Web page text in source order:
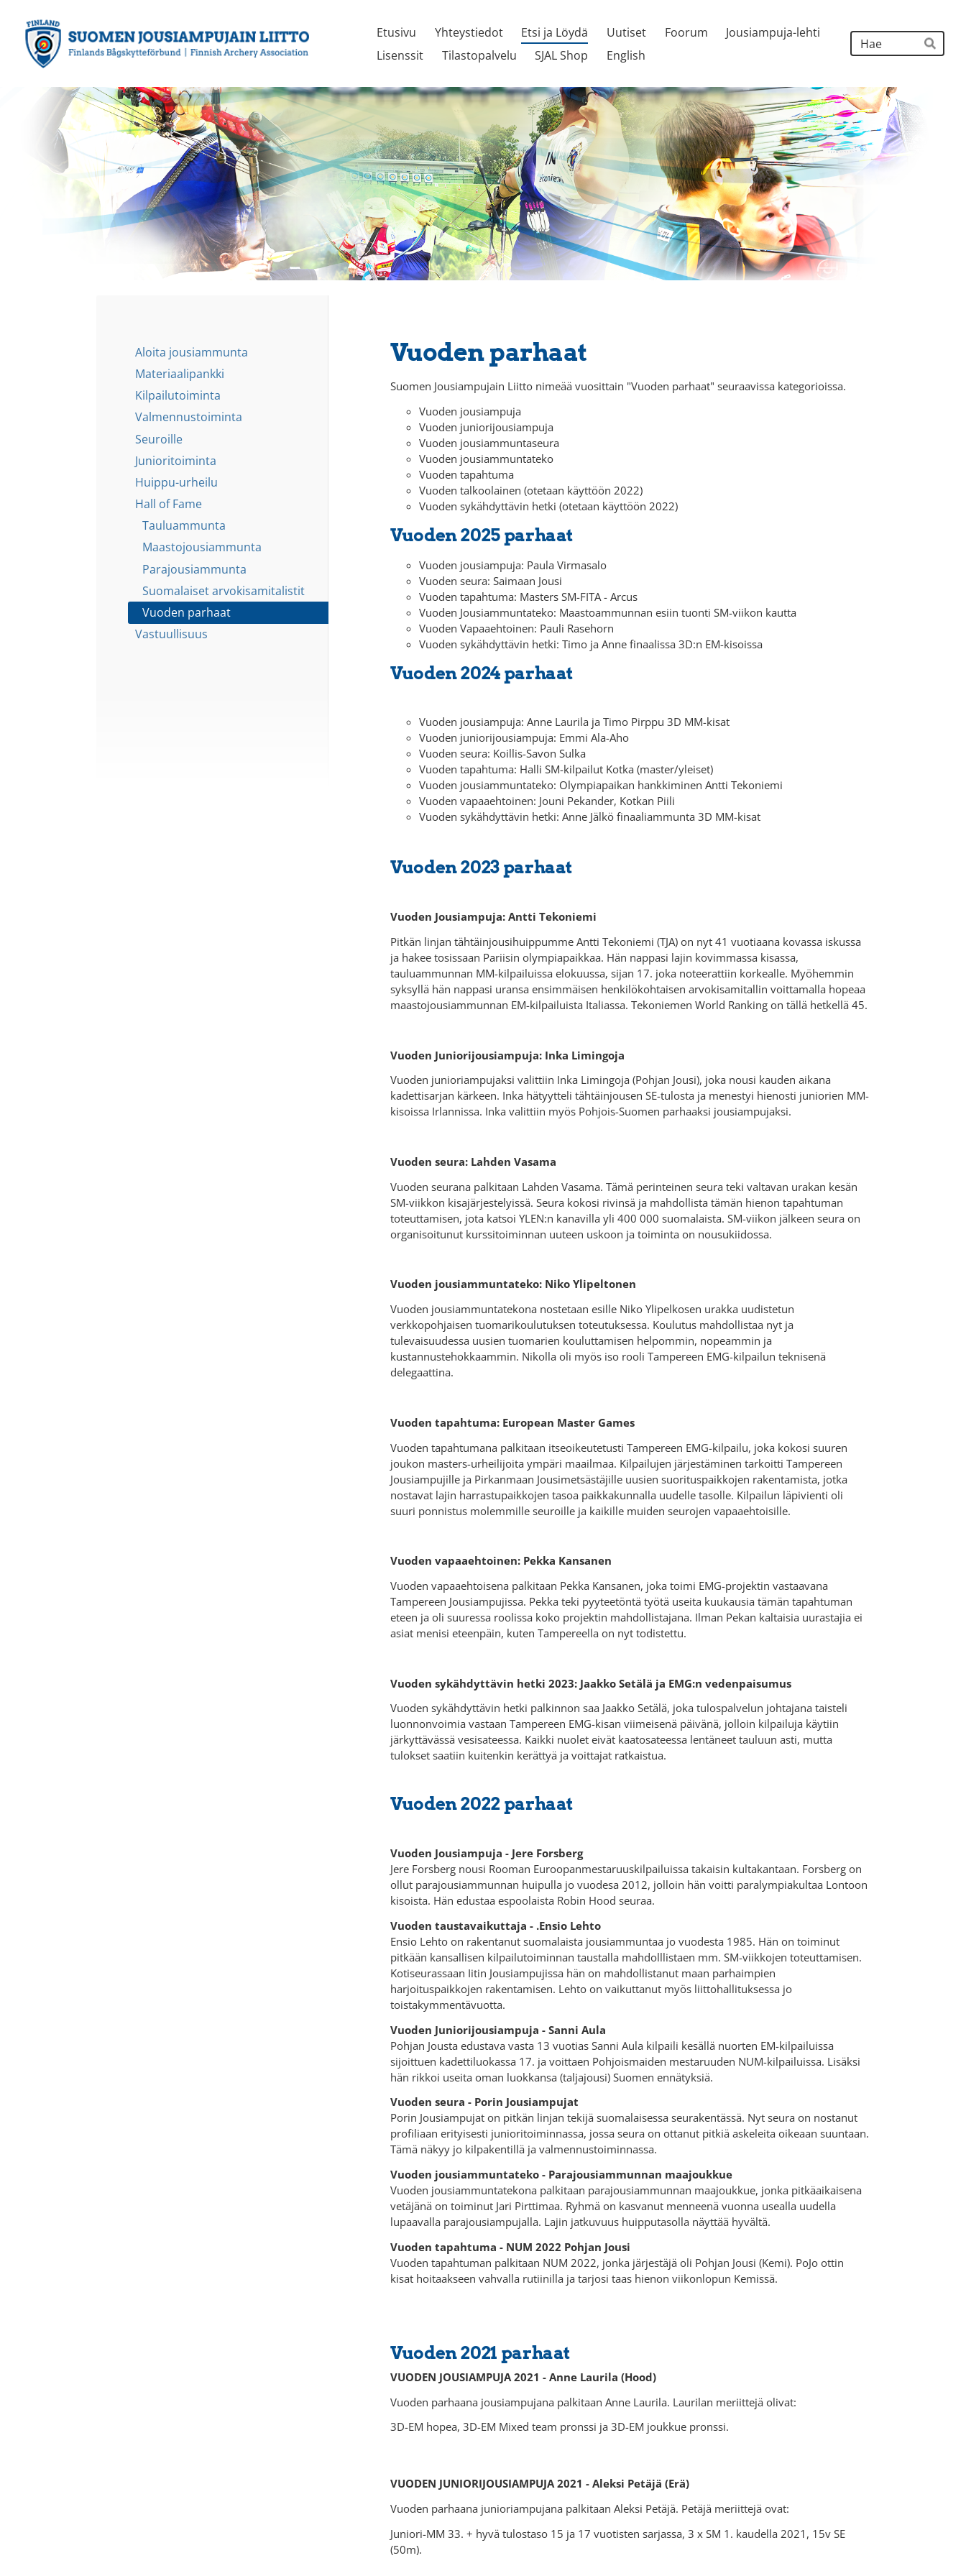
sivun
sisältöön
Suomen Jousiampujain Liitto ry
Etusivu Yhteystiedot Etsi ja Löydä Uutiset Foorum
Jousiampuja-lehti
Lisenssit
Tilastopalvelu SJAL Shop English Hae
Aloita jousiammunta
Materiaalipankki
Kilpailutoiminta
Valmennustoiminta
Seuroille
Junioritoiminta
Huippu-urheilu
Hall of Fame
Tauluammunta
Maastojousiammunta
Parajousiammunta
Suomalaiset arvokisamitalistit
Vuoden parhaat
Vastuullisuus
Vuoden parhaat
Suomen Jousiampujain Liitto nimeää vuosittain "Vuoden parhaat" seuraavissa kategorioissa.
Vuoden jousiampuja
Vuoden juniorijousiampuja
Vuoden jousiammuntaseura
Vuoden jousiammuntateko
Vuoden tapahtuma
Vuoden talkoolainen (otetaan käyttöön 2022)
Vuoden sykähdyttävin hetki (otetaan käyttöön 2022)
Vuoden 2025 parhaat
Vuoden jousiampuja: Paula Virmasalo
Vuoden seura: Saimaan Jousi
Vuoden tapahtuma: Masters SM-FITA - Arcus
Vuoden Jousiammuntateko: Maastoammunnan esiin tuonti SM-viikon kautta
Vuoden Vapaaehtoinen: Pauli Rasehorn
Vuoden sykähdyttävin hetki: Timo ja Anne finaalissa 3D:n EM-kisoissa
Vuoden 2024 parhaat
Vuoden jousiampuja: Anne Laurila ja Timo Pirppu 3D MM-kisat
Vuoden juniorijousiampuja: Emmi Ala-Aho
Vuoden seura: Koillis-Savon Sulka
Vuoden tapahtuma: Halli SM-kilpailut Kotka (master/yleiset)
Vuoden jousiammuntateko: Olympiapaikan hankkiminen Antti Tekoniemi
Vuoden vapaaehtoinen: Jouni Pekander, Kotkan Piili
Vuoden sykähdyttävin hetki: Anne Jälkö finaaliammunta 3D MM-kisat
Vuoden 2023 parhaat
Vuoden Jousiampuja: Antti Tekoniemi
Pitkän linjan tähtäinjousihuippumme Antti Tekoniemi (TJA) on nyt 41 vuotiaana kovassa iskussa
ja hakee tosissaan Pariisin olympiapaikkaa. Hän nappasi lajin kovimmassa kisassa,
tauluammunnan MM-kilpailuissa elokuussa, sijan 17. joka noteerattiin korkealle. Myöhemmin
syksyllä hän nappasi uransa ensimmäisen henkilökohtaisen arvokisamitallin voittamalla hopeaa
maastojousiammunnan EM-kilpailuista Italiassa. Tekoniemen World Ranking on tällä hetkellä 45.
Vuoden Juniorijousiampuja: Inka Limingoja
Vuoden junioriampujaksi valittiin Inka Limingoja (Pohjan Jousi), joka nousi kauden aikana
kadettisarjan kärkeen. Inka hätyytteli tähtäinjousen SE-tulosta ja menestyi hienosti juniorien MM-
kisoissa Irlannissa. Inka valittiin myös Pohjois-Suomen parhaaksi jousiampujaksi.
Vuoden seura: Lahden Vasama
Vuoden seurana palkitaan Lahden Vasama. Tämä perinteinen seura teki valtavan urakan kesän
SM-viikkon kisajärjestelyissä. Seura kokosi rivinsä ja mahdollista tämän hienon tapahtuman
toteuttamisen, jota katsoi YLEN:n kanavilla yli 400 000 suomalaista. SM-viikon jälkeen seura on
organisoitunut kurssitoiminnan uuteen uskoon ja toiminta on nousukiidossa.
Vuoden jousiammuntateko: Niko Ylipeltonen
Vuoden jousiammuntatekona nostetaan esille Niko Ylipelkosen urakka uudistetun
verkkopohjaisen tuomarikoulutuksen toteutuksessa. Koulutus mahdollistaa nyt ja
tulevaisuudessa uusien tuomarien kouluttamisen helpommin, nopeammin ja
kustannustehokkaammin. Nikolla oli myös iso rooli Tampereen EMG-kilpailun teknisenä
delegaattina.
Vuoden tapahtuma: European Master Games
Vuoden tapahtumana palkitaan itseoikeutetusti Tampereen EMG-kilpailu, joka kokosi suuren
joukon masters-urheilijoita ympäri maailmaa. Kilpailujen järjestäminen tarkoitti Tampereen
Jousiampujille ja Pirkanmaan Jousimetsästäjille uusien suorituspaikkojen rakentamista, jotka
nostavat lajin harrastupaikkojen tasoa paikkakunnalla uudelle tasolle. Kilpailun läpivienti oli
suuri ponnistus molemmille seuroille ja kaikille muiden seurojen vapaaehtoisille.
Vuoden vapaaehtoinen: Pekka Kansanen
Vuoden vapaaehtoisena palkitaan Pekka Kansanen, joka toimi EMG-projektin vastaavana
Tampereen Jousiampujissa. Pekka teki pyyteetöntä työtä useita kuukausia tämän tapahtuman
eteen ja oli suuressa roolissa koko projektin mahdollistajana. Ilman Pekan kaltaisia uurastajia ei
asiat menisi eteenpäin, kuten Tampereella on nyt todistettu.
Vuoden sykähdyttävin hetki 2023: Jaakko Setälä ja EMG:n vedenpaisumus
Vuoden sykähdyttävin hetki palkinnon saa Jaakko Setälä, joka tulospalvelun johtajana taisteli
luonnonvoimia vastaan Tampereen EMG-kisan viimeisenä päivänä, jolloin kilpailuja käytiin
järkyttävässä vesisateessa. Kaikki nuolet eivät kaatosateessa lentäneet tauluun asti, mutta
tulokset saatiin kuitenkin kerättyä ja voittajat ratkaistua.
Vuoden 2022 parhaat
Vuoden Jousiampuja - Jere Forsberg
Jere Forsberg nousi Rooman Euroopanmestaruuskilpailuissa takaisin kultakantaan. Forsberg on
ollut parajousiammunnan huipulla jo vuodesa 2012, jolloin hän voitti paralympiakultaa Lontoon
kisoista. Hän edustaa espoolaista Robin Hood seuraa.
Vuoden taustavaikuttaja - .Ensio Lehto
Ensio Lehto on rakentanut suomalaista jousiammuntaa jo vuodesta 1985. Hän on toiminut
pitkään kansallisen kilpailutoiminnan taustalla mahdolllistaen mm. SM-viikkojen toteuttamisen.
Kotiseurassaan Iitin Jousiampujissa hän on mahdollistanut maan parhaimpien
harjoituspaikkojen rakentamisen. Lehto on vaikuttanut myös liittohallituksessa jo
toistakymmentävuotta.
Vuoden Juniorijousiampuja - Sanni Aula
Pohjan Jousta edustava vasta 13 vuotias Sanni Aula kilpaili kesällä nuorten EM-kilpailuissa
sijoittuen kadettiluokassa 17. ja voittaen Pohjoismaiden mestaruuden NUM-kilpailuissa. Lisäksi
hän rikkoi useita oman luokkansa (taljajousi) Suomen ennätyksiä.
Vuoden seura - Porin Jousiampujat
Porin Jousiampujat on pitkän linjan tekijä suomalaisessa seurakentässä. Nyt seura on nostanut
profiliaan erityisesti junioritoiminnassa, jossa seura on ottanut pitkiä askeleita oikeaan suuntaan.
Tämä näkyy jo kilpakentillä ja valmennustoiminnassa.
Vuoden jousiammuntateko - Parajousiammunnan maajoukkue
Vuoden jousiammuntatekona palkitaan parajousiammunnan maajoukkue, jonka pitkäaikaisena
vetäjänä on toiminut Jari Pirttimaa. Ryhmä on kasvanut menneenä vuonna usealla uudella
lupaavalla parajousiampujalla. Lajin jatkuvuus huipputasolla näyttää hyvältä.
Vuoden tapahtuma - NUM 2022 Pohjan Jousi
Vuoden tapahtuman palkitaan NUM 2022, jonka järjestäjä oli Pohjan Jousi (Kemi). PoJo ottin
kisat hoitaakseen vahvalla rutiinilla ja tarjosi taas hienon viikonlopun Kemissä.
Vuoden 2021 parhaat
VUODEN JOUSIAMPUJA 2021 - Anne Laurila (Hood)
Vuoden parhaana jousiampujana palkitaan Anne Laurila. Laurilan meriittejä olivat:
3D-EM hopea, 3D-EM Mixed team pronssi ja 3D-EM joukkue pronssi.
VUODEN JUNIORIJOUSIAMPUJA 2021 - Aleksi Petäjä (Erä)
Vuoden parhaana junioriampujana palkitaan Aleksi Petäjä. Petäjä meriittejä ovat:
Juniori-MM 33. + hyvä tulostaso 15 ja 17 vuotisten sarjassa, 3 x SM 1. kaudella 2021, 15v SE
(50m).